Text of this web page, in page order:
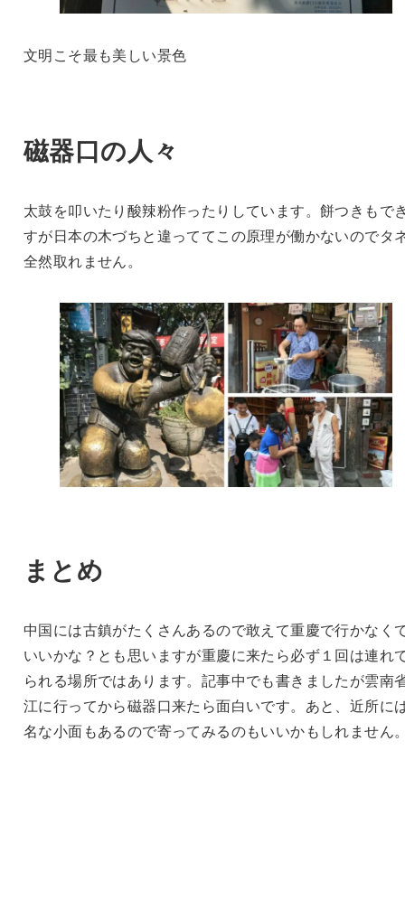
文明こそ最も美しい景色
磁器口の人々
太鼓を叩いたり酸辣粉作ったりしています。餅つきもで
すが日本の木づちと違っててこの原理が働かないのでタ
全然取れません。
まとめ
中国には古鎮がたくさんあるので敢えて重慶で行かなく
いいかな？とも思いますが重慶に来たら必ず１回は連れ
られる場所ではあります。記事中でも書きましたが雲南
江に行ってから磁器口来たら面白いです。あと、近所に
名な小面もあるので寄ってみるのもいいかもしれません